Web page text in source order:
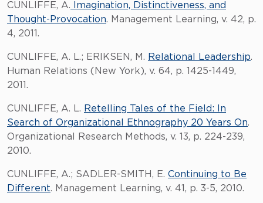
CUNLIFFE, A. Imagination, Distinctiveness, and
Thought-Provocation. Management Learning, v. 42, p.
4, 2011.
CUNLIFFE, A. L.; ERIKSEN, M. Relational Leadership.
Human Relations (New York), v. 64, p. 1425-1449,
2011.
CUNLIFFE, A. L. Retelling Tales of the Field: In
Search of Organizational Ethnography 20 Years On.
Organizational Research Methods, v. 13, p. 224-239,
2010.
CUNLIFFE, A.; SADLER-SMITH, E. Continuing to Be
Different. Management Learning, v. 41, p. 3-5, 2010.